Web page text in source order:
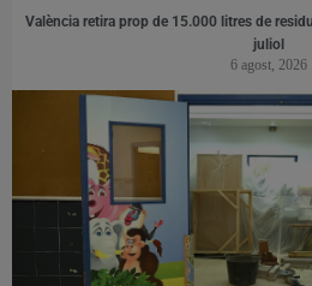
València retira prop de 15.000 litres de
juliol
6 agost, 2026